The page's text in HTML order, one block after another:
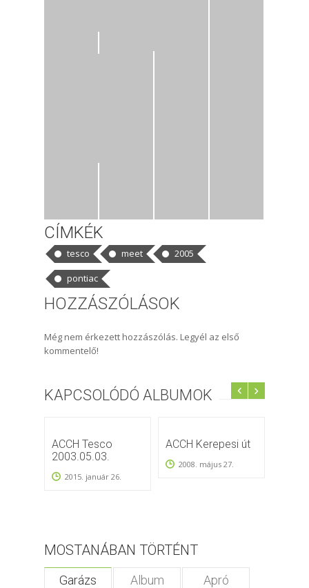
CÍMKÉK
tesco meet
2005
pontiac
HOZZÁSZÓLÁSOK
Még nem érkezett hozzászólás. Legyél az első
kommentelő!
KAPCSOLÓDÓ ALBUMOK
ACCH Tesco
2003.05.03.
2015. január 26.
ACCH Kerepesi út
2008. május 27.
MOSTANÁBAN TÖRTÉNT
Garázs Album Apró